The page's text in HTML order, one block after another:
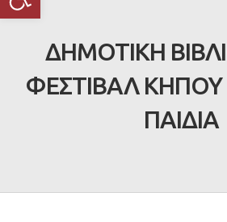
ΔΗΜΟΤΙΚΗ
ΦΕΣΤΙΒΑΛ ΚΗΠΟΥ
ΠΑΙΔΙΑ